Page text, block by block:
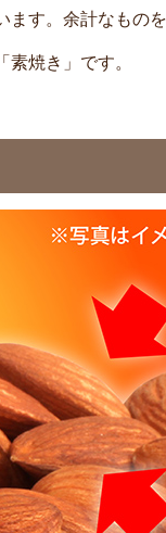
ます。余計なもの
焼き」です。